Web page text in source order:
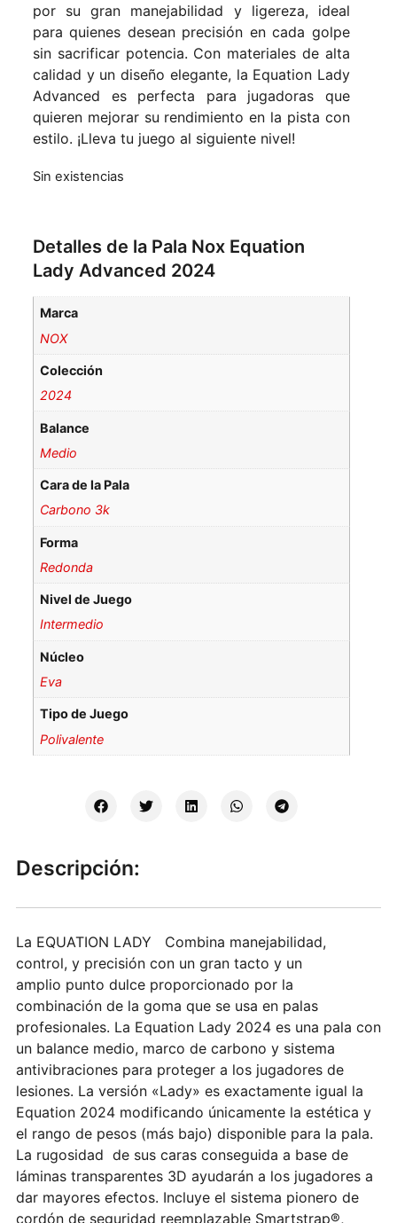
por su gran manejabilidad y ligereza, ideal
para quienes desean precisión en cada golpe
sin sacrificar potencia. Con materiales de alta
calidad y un diseño elegante, la Equation Lady
Advanced es perfecta para jugadoras que
quieren mejorar su rendimiento en la pista con
estilo. ¡Lleva tu juego al siguiente nivel!
Sin existencias
Detalles de la Pala Nox Equation
Lady Advanced 2024
Marca
NOX
Colección
2024
Balance
Medio
Cara de la Pala
Carbono 3k
Forma
Redonda
Nivel de Juego
Intermedio
Núcleo
Eva
Tipo de Juego
Polivalente
Descripción:
La EQUATION LADY Combina manejabilidad,
control, y precisión con un gran tacto y un
amplio punto dulce proporcionado por la
combinación de la goma que se usa en palas
profesionales. La Equation Lady 2024 es una pala con
un balance medio, marco de carbono y sistema
antivibraciones para proteger a los jugadores de
lesiones. La versión «Lady» es exactamente igual la
Equation 2024 modificando únicamente la estética y
el rango de pesos (más bajo) disponible para la pala.
La rugosidad de sus caras conseguida a base de
láminas transparentes 3D ayudarán a los jugadores a
dar mayores efectos. Incluye el sistema pionero de
cordón de seguridad reemplazable Smartstrap®,